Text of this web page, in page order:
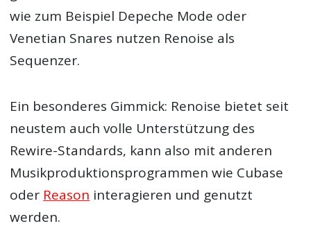
wie zum Beispiel Depeche Mode oder
Venetian Snares nutzen Renoise als
Sequenzer.
Ein besonderes Gimmick: Renoise bietet seit
neustem auch volle Unterstützung des
Rewire-Standards, kann also mit anderen
Musikproduktionsprogrammen wie Cubase
oder Reason interagieren und genutzt
werden.